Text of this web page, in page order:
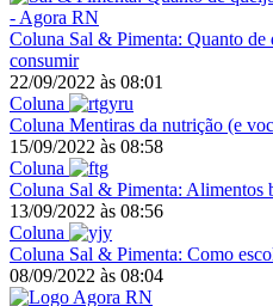
Coluna Sal & Pimenta: Quanto
consumir
22/09/2022 às 08:01
Coluna
Coluna Mentiras da nutrição (e
15/09/2022 às 08:58
Coluna
Coluna Sal & Pimenta: Alimentos
13/09/2022 às 08:56
Coluna
Coluna Sal & Pimenta: Como
08/09/2022 às 08:04